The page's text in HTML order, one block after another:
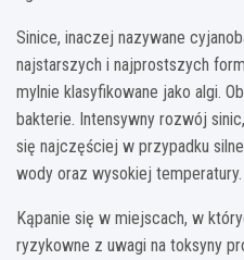
Sinice, inaczej nazywane
najstarszych i najprostszych
mylnie klasyfikowane jako algi.
bakterie. Intensywny rozwój
się najczęściej w przypadku
wody oraz wysokiej temperatury.
Kąpanie się w miejscach, w
ryzykowne z uwagi na toksyny